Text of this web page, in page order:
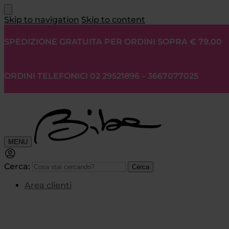
Skip to navigation Skip to content
SPEDIZIONE GRATUITA PER ORDINI SOPRA € 79.00
ORDINI TELEFONICI 02 29521896 – 3667077025
MENU
Cerca: Cerca
Area clienti